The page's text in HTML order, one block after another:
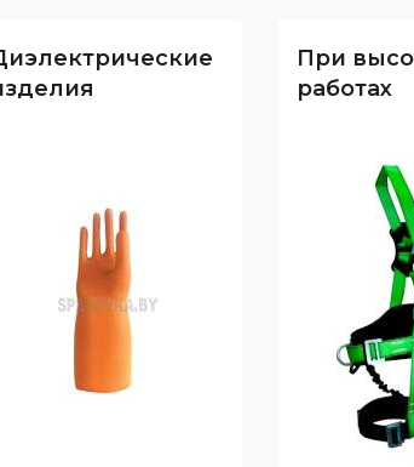
При
работах